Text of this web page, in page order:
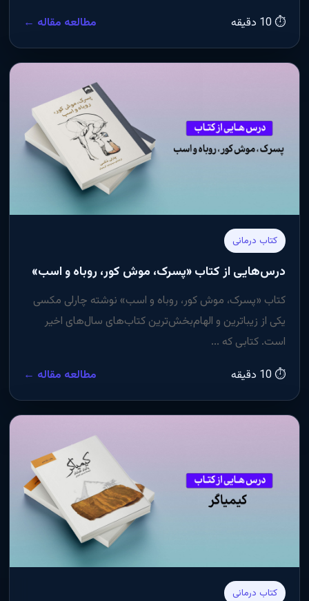
⏱ 10 دقیقه
مطالعه مقاله ←
کتاب درمانی
درس‌هایی از کتاب «پسرک، موش کور، روباه و اسب»
کتاب «پسرک، موش کور، روباه و اسب» نوشته چارلی مکسی
یکی از زیباترین و الهام‌بخش‌ترین کتاب‌های سال‌های اخیر
است. کتابی که ...
⏱ 10 دقیقه
مطالعه مقاله ←
کتاب درمانی